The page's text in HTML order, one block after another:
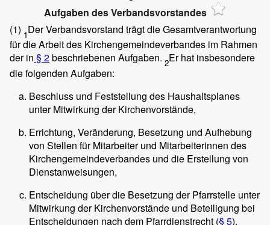
Aufgaben des Verbandsvorstandes
(1) 1Der Verbandsvorstand trägt die Gesamtverantwortung
für die Arbeit des Kirchengemeindeverbandes im Rahmen
der in § 2beschriebenen Aufgaben. 2Er hat insbesondere
die folgenden Aufgaben:
Beschluss und Feststellung des Haushaltsplanes
unter Mitwirkung der Kirchenvorstände,
Errichtung, Veränderung, Besetzung und Aufhebung
von Stellen für Mitarbeiter und Mitarbeiterinnen des
Kirchengemeindeverbandes und die Erstellung von
Dienstanweisungen,
Entscheidung über die Besetzung der Pfarrstelle unter
Mitwirkung der Kirchenvorstände und Beteiligung bei
Entscheidungen nach dem Pfarrdienstrecht (§ 5),